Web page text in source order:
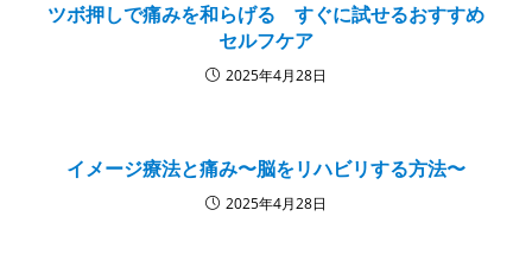
ツボ押しで痛みを和らげる すぐに試せるおすすめ
セルフケア
2025年4月28日
イメージ療法と痛み〜脳をリハビリする方法〜
2025年4月28日